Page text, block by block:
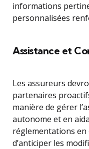
informations
personnalisées
Assistance et
Les assureurs
partenaires
manière de gérer
autonome et en
réglementations
d’anticiper les